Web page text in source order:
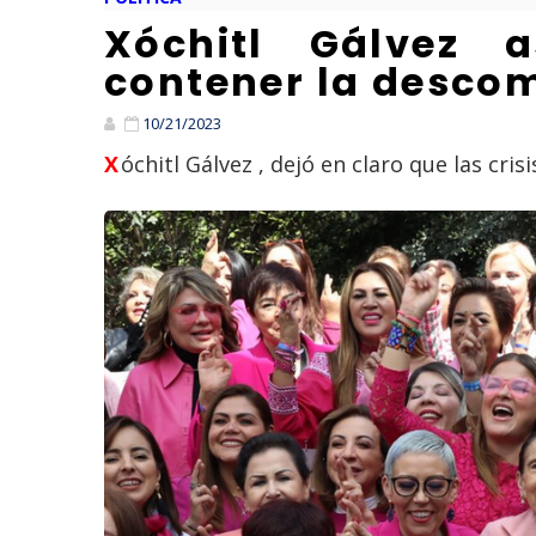
Xóchitl Gálvez
contener la
10/21/2023
Xóchitl Gálvez , dejó en claro que las